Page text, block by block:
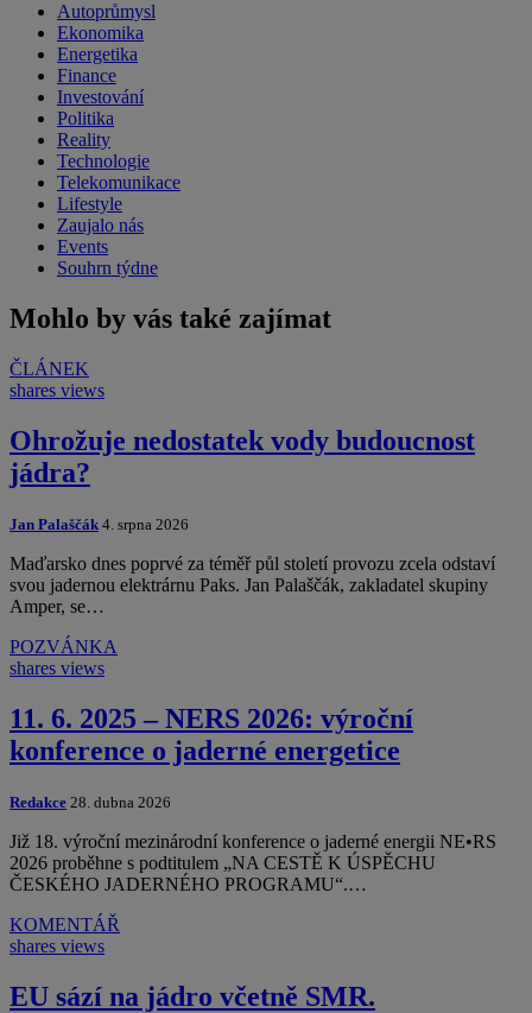
Autoprůmysl
Ekonomika
Energetika
Finance
Investování
Politika
Reality
Technologie
Telekomunikace
Lifestyle
Zaujalo nás
Events
Souhrn týdne
Mohlo by vás také zajímat
ČLÁNEK
shares views
Ohrožuje nedostatek vody budoucnost
jádra?
Jan Palaščák 4. srpna 2026
Maďarsko dnes poprvé za téměř půl století provozu zcela odstaví
svou jadernou elektrárnu Paks. Jan Palaščák, zakladatel skupiny
Amper, se…
POZVÁNKA
shares views
11. 6. 2025 – NERS 2026: výroční
konference o jaderné energetice
Redakce 28. dubna 2026
Již 18. výroční mezinárodní konference o jaderné energii NE•RS
2026 proběhne s podtitulem „NA CESTĚ K ÚSPĚCHU
ČESKÉHO JADERNÉHO PROGRAMU“.…
KOMENTÁŘ
shares views
EU sází na jádro včetně SMR.